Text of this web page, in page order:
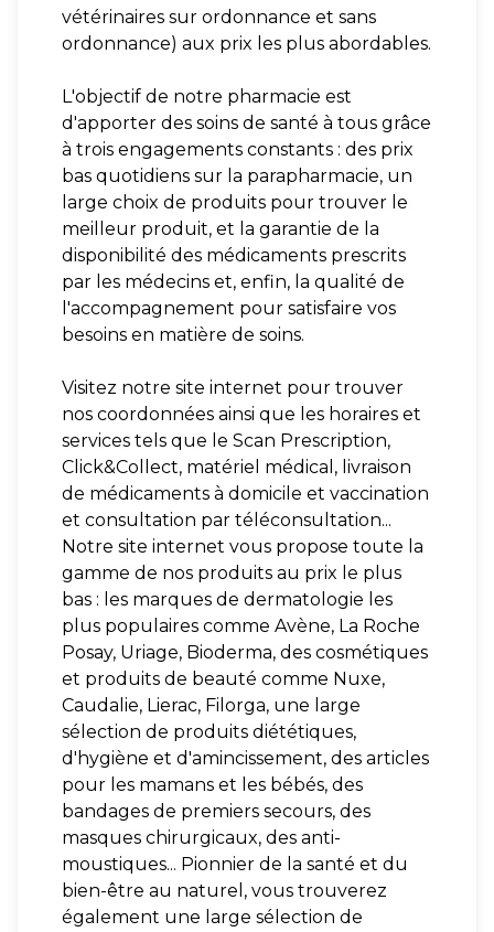
vétérinaires sur ordonnance et sans
ordonnance) aux prix les plus abordables.
L'objectif de notre pharmacie est
d'apporter des soins de santé à tous grâce
à trois engagements constants : des prix
bas quotidiens sur la parapharmacie, un
large choix de produits pour trouver le
meilleur produit, et la garantie de la
disponibilité des médicaments prescrits
par les médecins et, enfin, la qualité de
l'accompagnement pour satisfaire vos
besoins en matière de soins.
Visitez notre site internet pour trouver
nos coordonnées ainsi que les horaires et
services tels que le Scan Prescription,
Click&Collect, matériel médical, livraison
de médicaments à domicile et vaccination
et consultation par téléconsultation...
Notre site internet vous propose toute la
gamme de nos produits au prix le plus
bas : les marques de dermatologie les
plus populaires comme Avène, La Roche
Posay, Uriage, Bioderma, des cosmétiques
et produits de beauté comme Nuxe,
Caudalie, Lierac, Filorga, une large
sélection de produits diététiques,
d'hygiène et d'amincissement, des articles
pour les mamans et les bébés, des
bandages de premiers secours, des
masques chirurgicaux, des anti-
moustiques... Pionnier de la santé et du
bien-être au naturel, vous trouverez
également une large sélection de